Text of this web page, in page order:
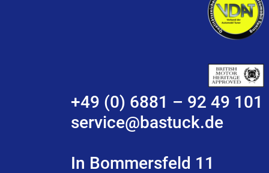
+49 (0) 6881 – 92 49 101
service@bastuck.de
In Bommersfeld 11